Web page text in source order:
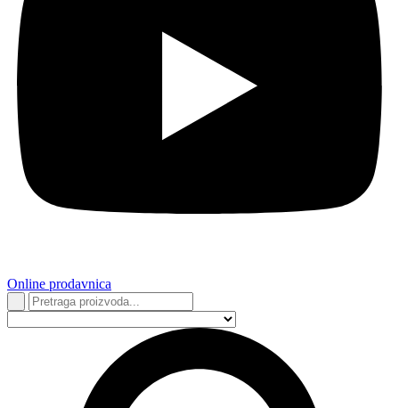
Online prodavnica